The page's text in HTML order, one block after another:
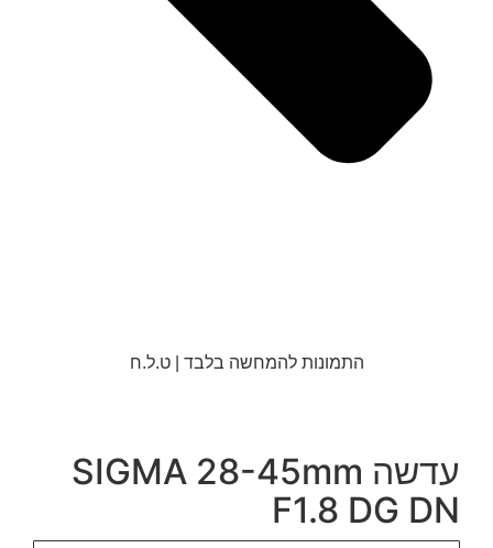
התמונות להמחשה בלבד | ט.ל.ח
עדשה SIGMA 28-45mm
F1.8 DG DN